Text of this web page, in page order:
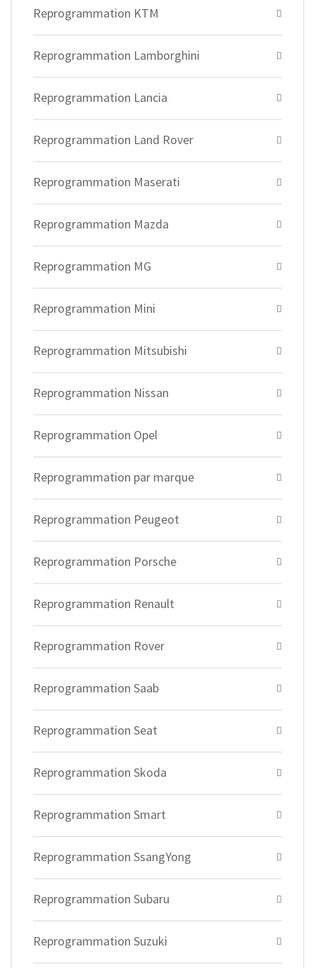
Reprogrammation KTM
Reprogrammation Lamborghini
Reprogrammation Lancia
Reprogrammation Land Rover
Reprogrammation Maserati
Reprogrammation Mazda
Reprogrammation MG
Reprogrammation Mini
Reprogrammation Mitsubishi
Reprogrammation Nissan
Reprogrammation Opel
Reprogrammation par marque
Reprogrammation Peugeot
Reprogrammation Porsche
Reprogrammation Renault
Reprogrammation Rover
Reprogrammation Saab
Reprogrammation Seat
Reprogrammation Skoda
Reprogrammation Smart
Reprogrammation SsangYong
Reprogrammation Subaru
Reprogrammation Suzuki